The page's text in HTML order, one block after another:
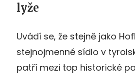
lyže
Uvádí se, že stejně jako
stejnojmenné sídlo v
patří mezi top historické